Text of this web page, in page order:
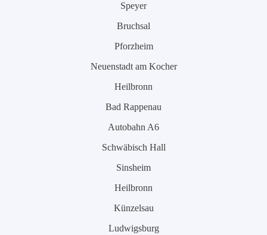
Speyer
Bruchsal
Pforzheim
Neuenstadt am Kocher
Heilbronn
Bad Rappenau
Autobahn A6
Schwäbisch Hall
Sinsheim
Heilbronn
Künzelsau
Ludwigsburg